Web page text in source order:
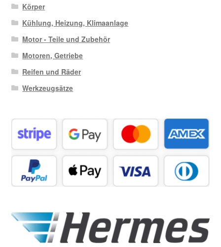
Körper
Kühlung, Heizung, Klimaanlage
Motor - Teile und Zubehör
Motoren, Getriebe
Reifen und Räder
Werkzeugsätze